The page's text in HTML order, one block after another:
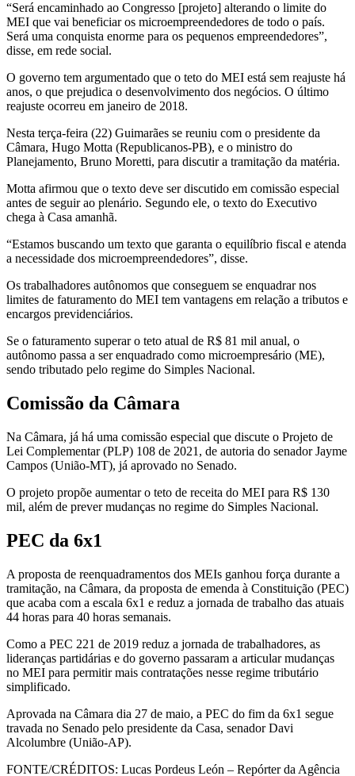
“Será encaminhado ao Congresso [projeto] alterando o limite do
MEI que vai beneficiar os microempreendedores de todo o país.
Será uma conquista enorme para os pequenos empreendedores”,
disse, em rede social.
O governo tem argumentado que o teto do MEI está sem reajuste há
anos, o que prejudica o desenvolvimento dos negócios. O último
reajuste ocorreu em janeiro de 2018.
Nesta terça-feira (22) Guimarães se reuniu com o presidente da
Câmara, Hugo Motta (Republicanos-PB), e o ministro do
Planejamento, Bruno Moretti, para discutir a tramitação da matéria.
Motta afirmou que o texto deve ser discutido em comissão especial
antes de seguir ao plenário. Segundo ele, o texto do Executivo
chega à Casa amanhã.
“Estamos buscando um texto que garanta o equilíbrio fiscal e atenda
a necessidade dos microempreendedores”, disse.
Os trabalhadores autônomos que conseguem se enquadrar nos
limites de faturamento do MEI tem vantagens em relação a tributos e
encargos previdenciários.
Se o faturamento superar o teto atual de R$ 81 mil anual, o
autônomo passa a ser enquadrado como microempresário (ME),
sendo tributado pelo regime do Simples Nacional.
Comissão da Câmara
Na Câmara, já há uma comissão especial que discute o Projeto de
Lei Complementar (PLP) 108 de 2021, de autoria do senador Jayme
Campos (União-MT), já aprovado no Senado.
O projeto propõe aumentar o teto de receita do MEI para R$ 130
mil, além de prever mudanças no regime do Simples Nacional.
PEC da 6x1
A proposta de reenquadramentos dos MEIs ganhou força durante a
tramitação, na Câmara, da proposta de emenda à Constituição (PEC)
que acaba com a escala 6x1 e reduz a jornada de trabalho das atuais
44 horas para 40 horas semanais.
Como a PEC 221 de 2019 reduz a jornada de trabalhadores, as
lideranças partidárias e do governo passaram a articular mudanças
no MEI para permitir mais contratações nesse regime tributário
simplificado.
Aprovada na Câmara dia 27 de maio, a PEC do fim da 6x1 segue
travada no Senado pelo presidente da Casa, senador Davi
Alcolumbre (União-AP).
FONTE/CRÉDITOS: Lucas Pordeus León – Repórter da Agência